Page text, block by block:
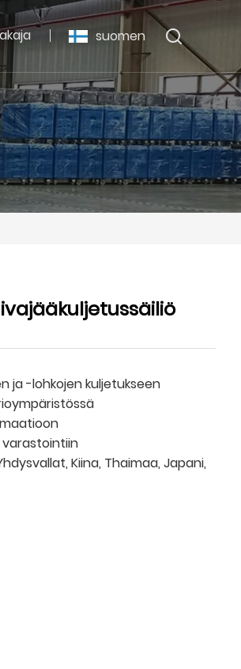
suomen
ja -lohkojen kuljetukseen
varastointiin
Kiina, Thaimaa, Japani,